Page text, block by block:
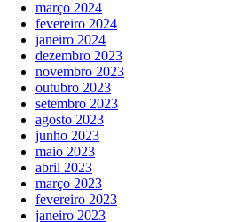
março 2024
fevereiro 2024
janeiro 2024
dezembro 2023
novembro 2023
outubro 2023
setembro 2023
agosto 2023
junho 2023
maio 2023
abril 2023
março 2023
fevereiro 2023
janeiro 2023